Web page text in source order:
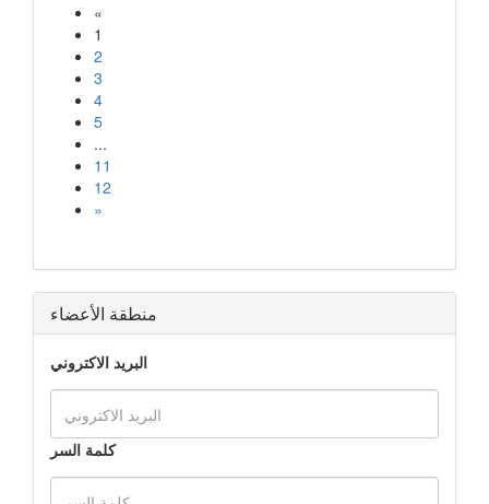
«
1
2
3
4
5
...
11
12
»
منطقة الأعضاء
البريد الاكتروني
كلمة السر